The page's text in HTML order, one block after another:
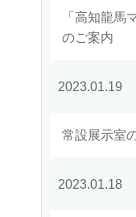
「高知龍馬
のご案内
2023.01.19
常設展示室
2023.01.18